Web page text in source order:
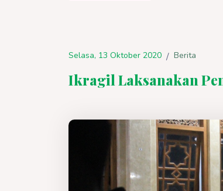
Selasa, 13 Oktober 2020 / Berita
Ikragil Laksanakan